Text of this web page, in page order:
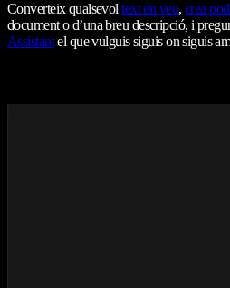
Converteix qualsevoltext en veu, crea
document o d’una breu descripció, i
Assistantel que vulguis siguis on siguis